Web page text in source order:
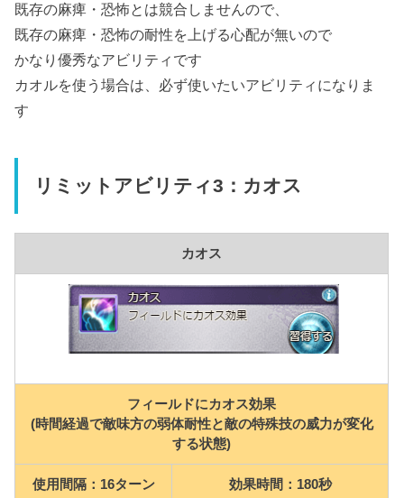
既存の麻痺・恐怖とは競合しませんので、
既存の麻痺・恐怖の耐性を上げる心配が無いので
かなり優秀なアビリティです
カオルを使う場合は、必ず使いたいアビリティになりま
す
リミットアビリティ3：カオス
カオス
フィールドにカオス効果
(時間経過で敵味方の弱体耐性と敵の特殊技の威力が変化
する状態)
使用間隔：16ターン 効果時間：180秒